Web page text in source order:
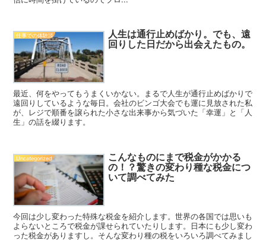
仕事での体験談
人生は通行止めばかり。でも、遠
回りした日だから出会えたもの。
最近、何をやってもうまくいかない。まるで人生が通行止めばかりで
遠回りしているような毎日。会社のビンゴ大会でも運に見放された私
が、レジで順番を譲られた小さな出来事から気づいた「幸運」と「人
生」の話を綴ります。
Uncategorized
こんなものにまで税金がかかる
の！？驚きの変わり種な税金につ
いて調べてみた
今回は少し変わった特殊な税金を紹介します。世界の各国では思いも
よらないところで税金が課せられていたりします。日本にも少し変わ
った税金がありますし。そんな変わり種の税をいろいろ調べてみまし